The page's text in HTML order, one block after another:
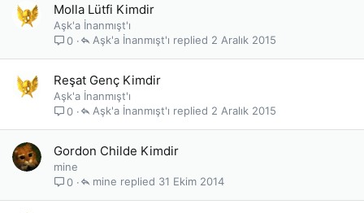
Molla Lütfi Kimdir
Aşk'a İnanmışt'ı
0
2 Aralık 2015
Aşk'a İnanmışt'ı
Reşat Genç Kimdir
Aşk'a İnanmışt'ı
0
2 Aralık 2015
Aşk'a İnanmışt'ı
Gordon Childe Kimdir
mine
0
31 Ekim 2014
mine